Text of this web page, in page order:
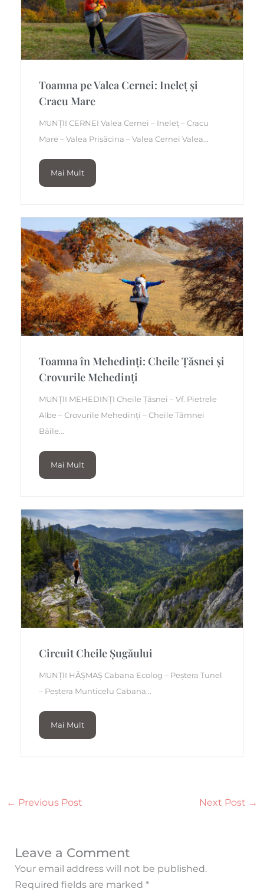
Toamna pe Valea Cernei: Ineleț și
Cracu Mare
MUNȚII CERNEI Valea Cernei – Ineleț – Cracu
Mare – Valea Prisăcina – Valea Cernei Valea...
Mai Mult
Toamna în Mehedinți: Cheile Țăsnei și
Crovurile Mehedinți
MUNȚII MEHEDINȚI Cheile Țăsnei – Vf. Pietrele
Albe – Crovurile Mehedinți – Cheile Tâmnei
Băile...
Mai Mult
Circuit Cheile Șugăului
MUNȚII HĂȘMAȘ Cabana Ecolog – Peștera Tunel
– Peștera Munticelu Cabana...
Mai Mult
← Previous Post Next Post →
Leave a Comment
Your email address will not be published.
Required fields are marked *